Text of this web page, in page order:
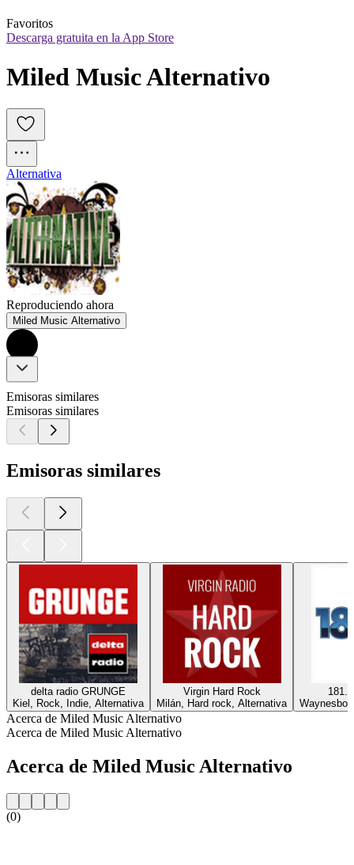
Favoritos
Descarga gratuita en la App Store
Miled Music Alternativo
Alternativa
Reproduciendo ahora
Miled Music Alternativo
Emisoras similares
Emisoras similares
Emisoras similares
delta radio GRUNGE
Kiel, Rock, Indie, Alternativa
Virgin Hard Rock
Milán, Hard rock, Alternativa
Acerca de Miled Music Alternativo
Acerca de Miled Music Alternativo
Acerca de Miled Music Alternativo
(0)